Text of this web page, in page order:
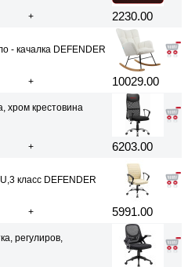
+ 2230.00
- качалка DEFENDER
+ 10029.00
хром крестовина
+ 6203.00
класс DEFENDER
+ 5991.00
регулиров,